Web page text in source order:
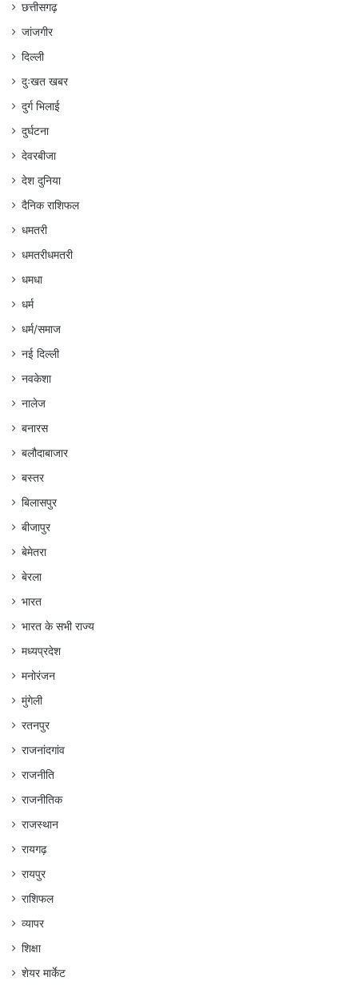
छत्तीसगढ़
जांजगीर
दिल्ली
दुःखत खबर
दुर्ग भिलाई
दुर्घटना
देवरबीजा
देश दुनिया
दैनिक राशिफल
धमतरी
धमतरीधमतरी
धमधा
धर्म
धर्म/समाज
नई दिल्ली
नवकेशा
नालेज
बनारस
बलौदाबाजार
बस्तर
बिलासपुर
बीजापुर
बेमेतरा
बेरला
भारत
भारत के सभी राज्य
मध्यप्रदेश
मनोरंजन
मुंगेली
रतनपुर
राजनांदगांव
राजनीति
राजनीतिक
राजस्थान
रायगढ़
रायपुर
राशिफल
व्यापर
शिक्षा
शेयर मार्केट